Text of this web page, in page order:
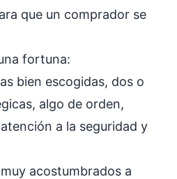
que un comprador se
fortuna:
bien escogidas, dos o
algo de orden,
a la seguridad y
acostumbrados a